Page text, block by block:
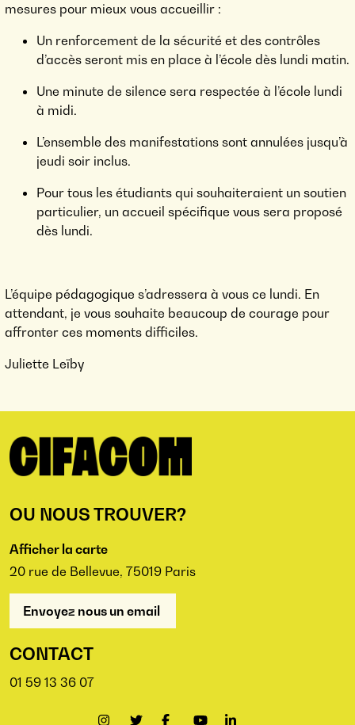
mesures pour mieux vous accueillir :
Un renforcement de la sécurité et des contrôles
d’accès seront mis en place à l’école dès lundi matin.
Une minute de silence sera respectée à l’école lundi
à midi.
L’ensemble des manifestations sont annulées jusqu’à
jeudi soir inclus.
Pour tous les étudiants qui souhaiteraient un soutien
particulier, un accueil spécifique vous sera proposé
dès lundi.
L’équipe pédagogique s’adressera à vous ce lundi. En
attendant, je vous souhaite beaucoup de courage pour
affronter ces moments difficiles.
Juliette Leïby
OU NOUS TROUVER?
Afficher la carte
20 rue de Bellevue, 75019 Paris
Envoyez nous un email
CONTACT
01 59 13 36 07